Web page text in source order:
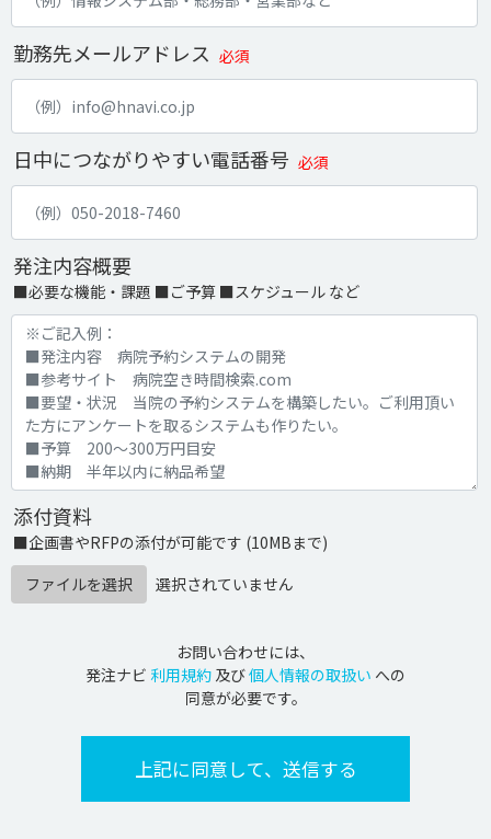
勤務先メールアドレス 必須
日中につながりやすい電話番号 必須
発注内容概要
■必要な機能・課題 ■ご予算 ■スケジュール など
添付資料
■企画書やRFPの添付が可能です (10MBまで)
ファイルを選択
選択されていません
お問い合わせには、
発注ナビ 利用規約 及び個人情報の取扱い への
同意が必要です。